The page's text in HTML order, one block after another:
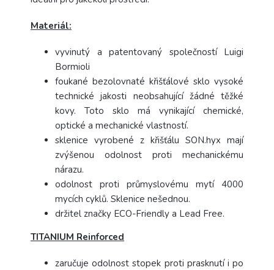
Materiál:
vyvinutý a patentovaný společností Luigi
Bormioli
foukané bezolovnaté křišťálové sklo vysoké
technické jakosti neobsahující žádné těžké
kovy. Toto sklo má vynikající chemické,
optické a mechanické vlastností.
sklenice vyrobené z křišťálu SON.hyx mají
zvýšenou odolnost proti mechanickému
nárazu.
odolnost proti průmyslovému mytí 4000
mycích cyklů. Sklenice nešednou.
držitel značky ECO-Friendly a Lead Free.
TITANIUM Reinforced
zaručuje odolnost stopek proti prasknutí i po